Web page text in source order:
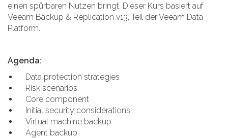
einen spürbaren Nutzen bringt. Dieser Kurs basiert auf
Veeam Backup & Replication v13, Teil der Veeam Data
Platform.
Agenda:
Data protection strategies
Risk scenarios
Core component
Initial security considerations
Virtual machine backup
Agent backup